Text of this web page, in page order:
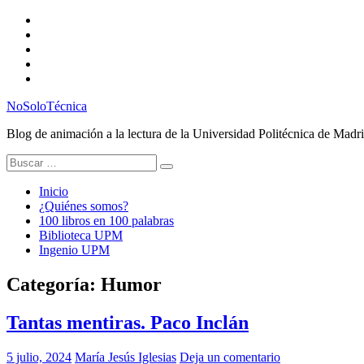
Saltar
contenido
NoSoloTécnica
Blog de animación a la lectura de la Universidad Politécnica de
Buscar:
Inicio
¿Quiénes somos?
100 libros en 100 palabras
Biblioteca UPM
Ingenio UPM
Categoría: Humor
Tantas mentiras. Paco Inclán
5 julio, 2024 María Jesús Iglesias Deja un comentario